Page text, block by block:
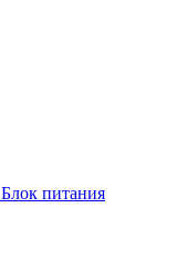
Блок питания